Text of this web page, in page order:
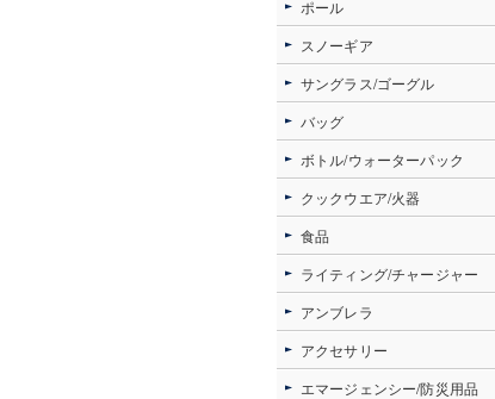
ポール
スノーギア
サングラス/ゴーグル
バッグ
ボトル/ウォーターパック
クックウエア/火器
食品
ライティング/チャージャー
アンブレラ
アクセサリー
エマージェンシー/防災用品